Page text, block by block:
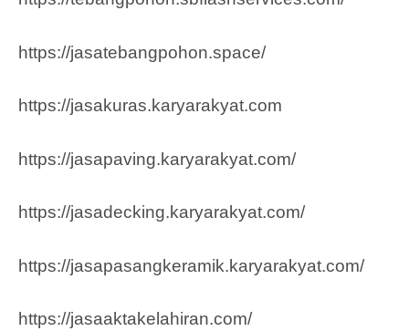
https://jasatebangpohon.space/
https://jasakuras.karyarakyat.com
https://jasapaving.karyarakyat.com/
https://jasadecking.karyarakyat.com/
https://jasapasangkeramik.karyarakyat.com/
https://jasaaktakelahiran.com/